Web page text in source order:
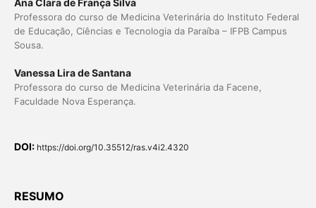
Ana Clara de França Silva
Professora do curso de Medicina Veterinária do Instituto Federal
de Educação, Ciências e Tecnologia da Paraíba – IFPB Campus
Sousa.
Vanessa Lira de Santana
Professora do curso de Medicina Veterinária da Facene,
Faculdade Nova Esperança.
DOI: https://doi.org/10.35512/ras.v4i2.4320
RESUMO